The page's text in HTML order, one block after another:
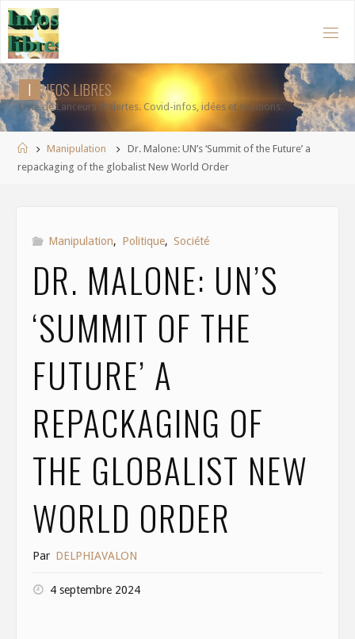
Aller
au
contenu
I NFOSLIBRES
Liste de Lanceurs d'alertes. Covid-infos, idées et solutions.
AccueilManipulation
Dr. Malone: UN’s ‘Summit of the Future’ a
repackaging of the globalist New World Order
Manipulation, Politique, Société
DR. MALONE: UN’S
‘SUMMIT OF THE
FUTURE’ A
REPACKAGING OF
THE GLOBALIST NEW
WORLD ORDER
Par DELPHIAVALON
4 septembre 2024